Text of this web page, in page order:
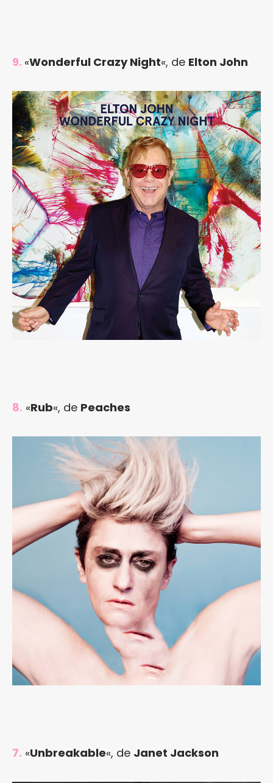
9. «Wonderful Crazy Night«, de Elton John
8. «Rub«, de Peaches
7. «Unbreakable«, de Janet Jackson